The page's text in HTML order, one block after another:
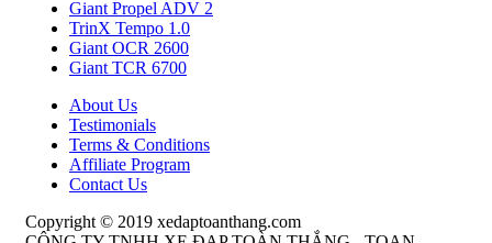
Giant Propel ADV 2
TrinX Tempo 1.0
Giant OCR 2600
Giant TCR 6700
About Us
Testimonials
Terms & Conditions
Affiliate Program
Contact Us
Copyright © 2019 xedaptoanthang.com